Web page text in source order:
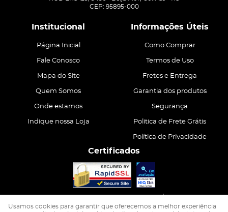
CEP: 95895-000
Institucional
Página Inicial
Fale Conosco
Mapa do Site
Quem Somos
Onde estamos
Indique nossa Loja
Informações Úteis
Como Comprar
Termos de Uso
Fretes e Entrega
Garantia dos produtos
Segurança
Politica de Frete Grátis
Política de Privacidade
Certificados
Usamos cookies para garantir que oferecemos a melhor experiência